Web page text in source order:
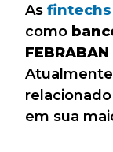
As fintechs
como
FEBRABAN
em sua